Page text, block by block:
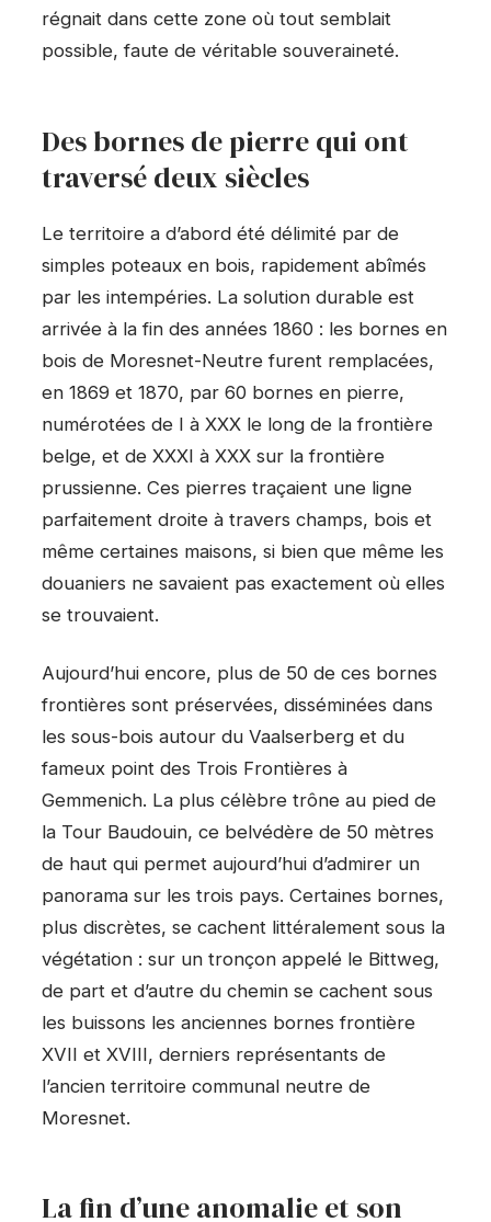
régnait dans cette zone où tout semblait
possible, faute de véritable souveraineté.
Des bornes de pierre qui ont
traversé deux siècles
Le territoire a d’abord été délimité par de
simples poteaux en bois, rapidement abîmés
par les intempéries. La solution durable est
arrivée à la fin des années 1860 : les bornes en
bois de Moresnet-Neutre furent remplacées,
en 1869 et 1870, par 60 bornes en pierre,
numérotées de I à XXX le long de la frontière
belge, et de XXXI à XXX sur la frontière
prussienne. Ces pierres traçaient une ligne
parfaitement droite à travers champs, bois et
même certaines maisons, si bien que même les
douaniers ne savaient pas exactement où elles
se trouvaient.
Aujourd’hui encore, plus de 50 de ces bornes
frontières sont préservées, disséminées dans
les sous-bois autour du Vaalserberg et du
fameux point des Trois Frontières à
Gemmenich. La plus célèbre trône au pied de
la Tour Baudouin, ce belvédère de 50 mètres
de haut qui permet aujourd’hui d’admirer un
panorama sur les trois pays. Certaines bornes,
plus discrètes, se cachent littéralement sous la
végétation : sur un tronçon appelé le Bittweg,
de part et d’autre du chemin se cachent sous
les buissons les anciennes bornes frontière
XVII et XVIII, derniers représentants de
l’ancien territoire communal neutre de
Moresnet.
La fin d’une anomalie et son